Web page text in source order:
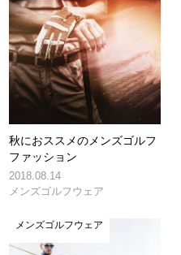
秋におススメのメンズゴルフ
ファッション
2018.08.14
メンズゴルフウェア
メンズゴルフウェア